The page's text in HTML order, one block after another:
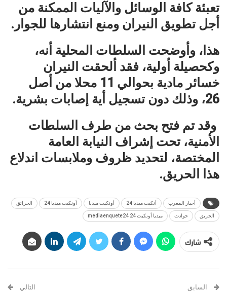
تعبئة كافة الوسائل والآليات الممكنة من
أجل تطويق النيران ومنع انتشارها للجوار.
هذا، وأوضحت السلطات المحلية أنه،
وكحصيلة أولية، فقد ألحقت النيران
خسائر مادية بحوالي 11 محلا من أصل
26، وذلك دون تسجيل أية إصابات بشرية.
وقد تم فتح بحث من طرف السلطات
الأمنية، تحت إشراف النيابة العامة
المختصة، لتحديد ظروف وملابسات اندلاع
هذا الحريق.
أخبار المغرب أنكيت ميديا 24 أونكيت ميديا أونكيت ميديا 24 الحرائق
الحريق حوادث ميديا أونكيت 24 mediaenquete24
شارك
السابق التالي